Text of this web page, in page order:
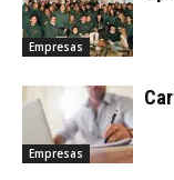
Empresas
Empresas